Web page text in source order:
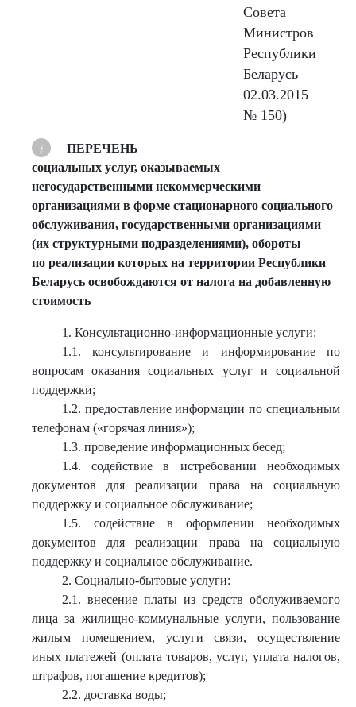
Совета
Министров
Республики
Беларусь
02.03.2015
№ 150)
ПЕРЕЧЕНЬ
социальных услуг, оказываемых
негосударственными некоммерческими
организациями в форме стационарного социального
обслуживания, государственными организациями
(их структурными подразделениями), обороты
по реализации которых на территории Республики
Беларусь освобождаются от налога на добавленную
стоимость
1. Консультационно-информационные услуги:
1.1. консультирование и информирование по
вопросам оказания социальных услуг и социальной
поддержки;
1.2. предоставление информации по специальным
телефонам («горячая линия»);
1.3. проведение информационных бесед;
1.4. содействие в истребовании необходимых
документов для реализации права на социальную
поддержку и социальное обслуживание;
1.5. содействие в оформлении необходимых
документов для реализации права на социальную
поддержку и социальное обслуживание.
2. Социально-бытовые услуги:
2.1. внесение платы из средств обслуживаемого
лица за жилищно-коммунальные услуги, пользование
жилым помещением, услуги связи, осуществление
иных платежей (оплата товаров, услуг, уплата налогов,
штрафов, погашение кредитов);
2.2. доставка воды;